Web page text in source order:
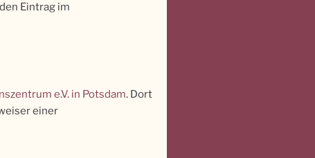
Eintrag im
e.V. in Potsdam. Dort
einer